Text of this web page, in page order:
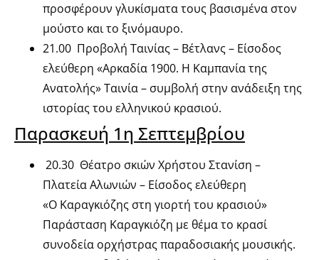
προσφέρουν γλυκίσματα τους βασισμένα στον
μούστο και το ξινόμαυρο.
21.00 Προβολή Ταινίας – Βέτλανς – Είσοδος
ελεύθερη «Αρκαδία 1900. Η Καμπανία της
Ανατολής» Ταινία – συμβολή στην ανάδειξη της
ιστορίας του ελληνικού κρασιού.
Παρασκευή 1η Σεπτεμβρίου
20.30 Θέατρο σκιών Χρήστου Στανίση –
Πλατεία Αλωνιών – Είσοδος ελεύθερη
«Ο Καραγκιόζης στη γιορτή του κρασιού»
Παράσταση Καραγκιόζη με θέμα το κρασί
συνοδεία ορχήστρας παραδοσιακής μουσικής.